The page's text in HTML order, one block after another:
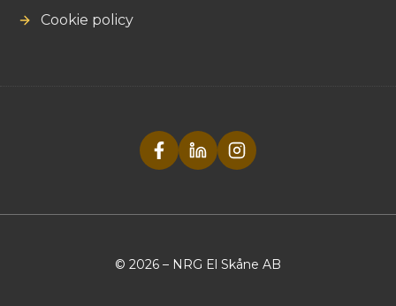
Cookie policy
© 2026 – NRG El Skåne AB